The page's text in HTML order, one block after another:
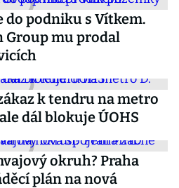
podniku s Vítkem.
Group mu prodal
k tendru na metro
dál blokuje ÚOHS
okruh? Praha
plán na nová